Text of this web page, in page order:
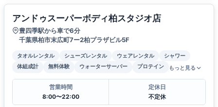
アンドゥスーパーボディ柏スタジオ店
豊四季駅から車で6分
千葉県柏市末広町7ー2柏プラザビル5F
タオルレンタル シューズレンタル ウェアレンタル
シャワー
体組成計
無料体験 ウォーターサーバー プロテイン もっと見る
営業時間
8:00〜22:00
定休日
不定休